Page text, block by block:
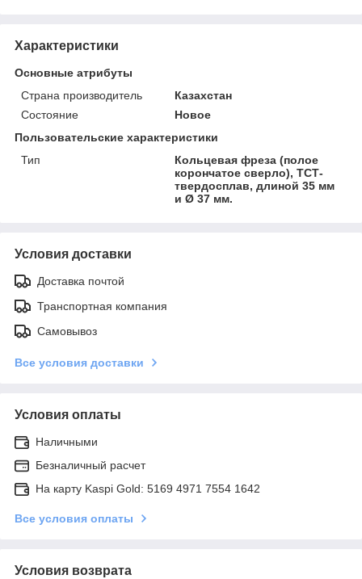
Характеристики
Основные атрибуты
Страна производитель
Казахстан
Состояние
Новое
Пользовательские характеристики
Тип
Кольцевая фреза (полое
корончатое сверло), ТСТ-
твердосплав, длиной 35 мм
и Ø 37 мм.
Условия доставки
Доставка почтой
Транспортная компания
Самовывоз
Все условия доставки
Условия оплаты
Наличными
Безналичный расчет
На карту Kaspi Gold: 5169 4971 7554 1642
Все условия оплаты
Условия возврата